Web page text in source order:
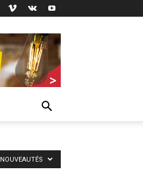
NOUVEAUTÉS